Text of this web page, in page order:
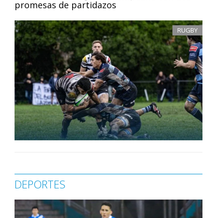
promesas de partidazos
RUGBY
DEPORTES